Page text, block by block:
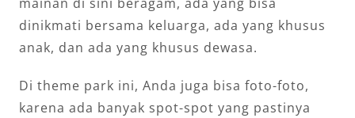
dinikmati bersama keluarga, ada yang khusus
anak, dan ada yang khusus dewasa.
Di theme park ini, Anda juga bisa foto-foto,
karena ada banyak spot-spot yang pastinya